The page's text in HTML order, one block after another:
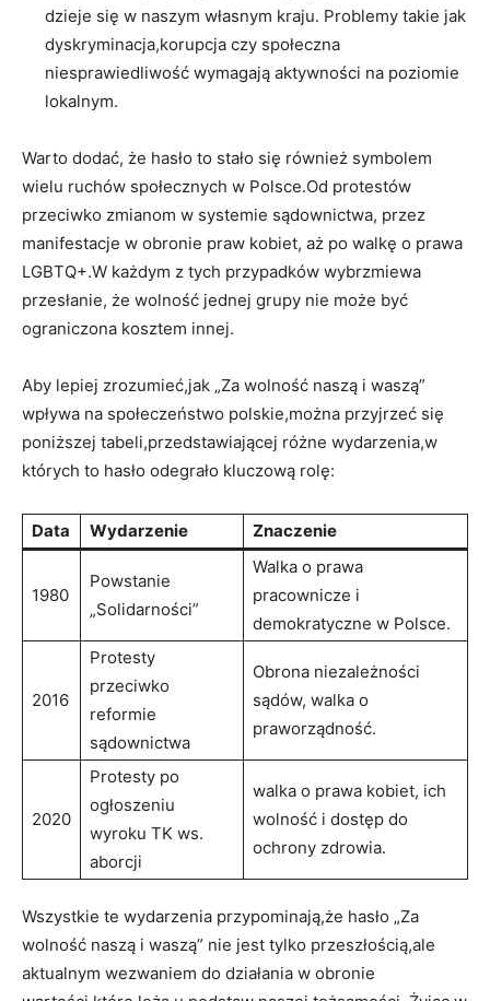
dzieje się w⁢ naszym własnym kraju. ‌Problemy takie jak
dyskryminacja,korupcja czy społeczna
niesprawiedliwość wymagają aktywności na poziomie⁤
lokalnym.
Warto dodać,⁢ że hasło to stało się również symbolem
wielu ruchów⁢ społecznych w Polsce.Od protestów
przeciwko zmianom w systemie sądownictwa, przez
manifestacje w obronie praw kobiet, aż⁣ po‌ walkę o prawa
LGBTQ+.W każdym z tych przypadków wybrzmiewa
przesłanie, ‌że wolność‍ jednej ⁤grupy nie może być
ograniczona kosztem innej.
Aby lepiej⁢ zrozumieć,jak „Za ‌wolność naszą i waszą”
wpływa na społeczeństwo polskie,można przyjrzeć⁣ się
⁤poniższej⁢ tabeli,przedstawiającej różne wydarzenia,w
‌których to hasło odegrało kluczową rolę:
Data Wydarzenie Znaczenie
1980
Powstanie
„Solidarności”
Walka o​ prawa
pracownicze⁢ i
demokratyczne w Polsce.
2016
Protesty
przeciwko​
reformie
sądownictwa
Obrona niezależności
sądów, walka o
praworządność.
2020
Protesty po
ogłoszeniu
wyroku TK ws.
aborcji
walka o prawa kobiet, ich
‌wolność i dostęp do
‍ochrony zdrowia.
Wszystkie te ⁤wydarzenia przypominają,że hasło „Za
wolność naszą i waszą” nie⁤ jest tylko przeszłością,ale
aktualnym‍ wezwaniem do działania w obronie